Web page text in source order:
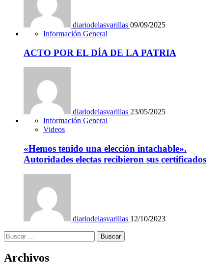
diariodelasvarillas 09/09/2025
Información General
ACTO POR EL DÍA DE LA PATRIA
diariodelasvarillas 23/05/2025
Información General
Videos
«Hemos tenido una elección intachable».
Autoridades electas recibieron sus certificados
diariodelasvarillas 12/10/2023
Buscar:
Archivos